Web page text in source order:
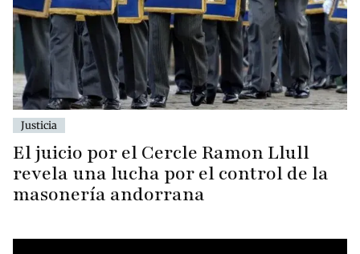
Justicia
El juicio por el Cercle Ramon Llull
revela una lucha por el control de la
masonería andorrana